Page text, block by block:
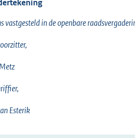
vastgesteld in de openbare
Esterik